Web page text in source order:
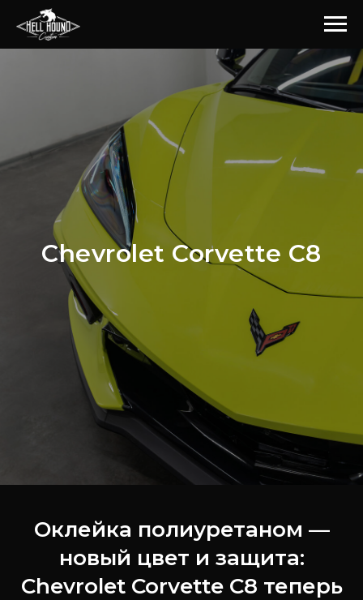
Chevrolet Corvette С8
Оклейка полиуретаном —
новый цвет и защита:
Chevrolet Corvette C8 теперь